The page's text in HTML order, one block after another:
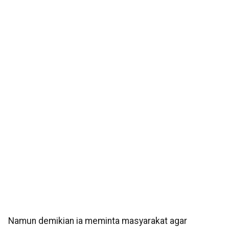
Namun demikian ia meminta masyarakat agar